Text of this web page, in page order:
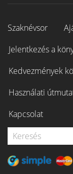
Szaknévsor
Jelentkezés a
Kedvezmények
Használati
Kapcsolat